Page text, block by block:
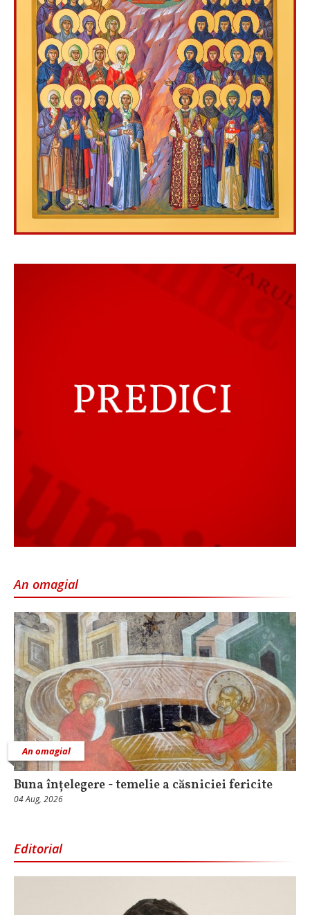
An omagial
An omagial
Buna înțelegere - temelie a căsniciei fericite
04 Aug, 2026
Editorial